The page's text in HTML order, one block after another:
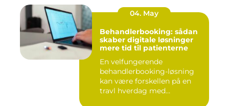
04. May
Behandlerbooking: sådan
skaber digitale løsninger
mere tid til patienterne
En velfungerende
behandlerbooking-løsning
kan være forskellen på en
travl hverdag med